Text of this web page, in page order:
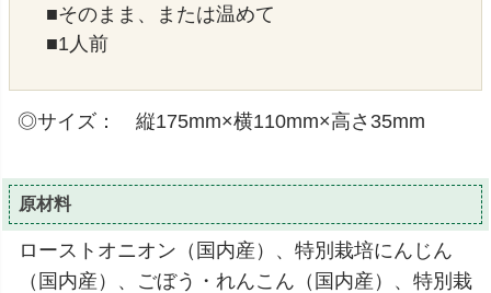
■そのまま、または温めて
■1人前
◎サイズ： 縦175mm×横110mm×高さ35mm
原材料
ローストオニオン（国内産）、特別栽培にんじん
（国内産）、ごぼう・れんこん（国内産）、特別栽